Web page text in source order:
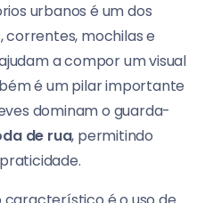
urbanos é um dos
correntes, mochilas e
a compor um visual
é um pilar importante
dominam o guarda-
de rua, permitindo